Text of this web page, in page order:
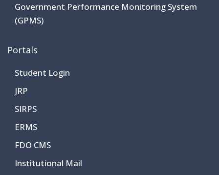
Government Performance Monitoring System
(GPMS)
Portals
Student Login
JRP
SIRPS
ERMS
FDO CMS
Institutional Mail